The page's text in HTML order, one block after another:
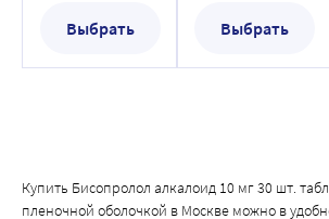
отмены бисопролола.
устранить внутривенным введением
принимающие такие сочетания ЛС,
под постоянным наблюдением врача
Производные эрготамина: усиливают
нарушения периферического
Лечение хронической сердечной
миокарда и AV-проводимость.
Выбрать
Выбрать
Купить Бисопролол алкалоид 10 мг 30 шт.
пленочной оболочкой в Москве можно в